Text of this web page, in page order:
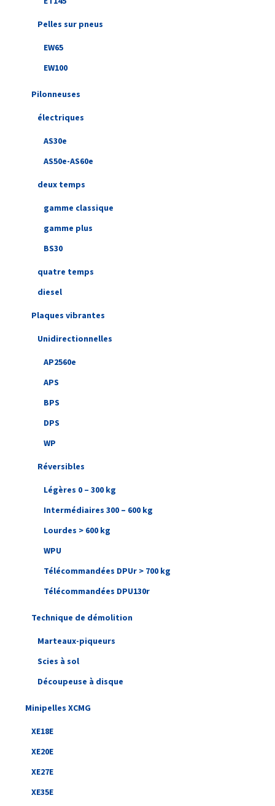
Pelles sur pneus
EW65
EW100
Pilonneuses
électriques
AS30e
AS50e-AS60e
deux temps
gamme classique
gamme plus
BS30
quatre temps
diesel
Plaques vibrantes
Unidirectionnelles
AP2560e
APS
BPS
DPS
WP
Réversibles
Légères 0 – 300 kg
Intermédiaires 300 – 600 kg
Lourdes > 600 kg
WPU
Télécommandées DPUr > 700 kg
Télécommandées DPU130r
Technique de démolition
Marteaux-piqueurs
Scies à sol
Découpeuse à disque
Minipelles XCMG
XE18E
XE20E
XE27E
XE35E